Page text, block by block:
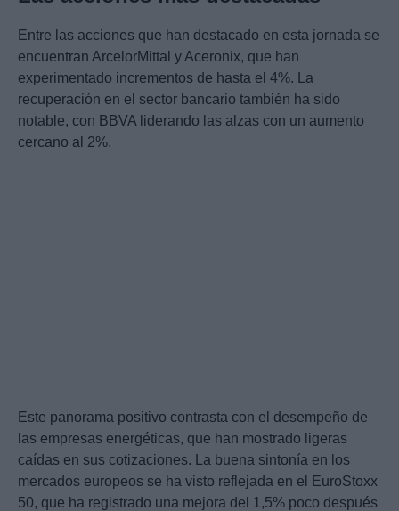
Entre las acciones que han destacado en esta jornada se
encuentran ArcelorMittal y Aceronix, que han
experimentado incrementos de hasta el 4%. La
recuperación en el sector bancario también ha sido
notable, con BBVA liderando las alzas con un aumento
cercano al 2%.
Este panorama positivo contrasta con el desempeño de
las empresas energéticas, que han mostrado ligeras
caídas en sus cotizaciones. La buena sintonía en los
mercados europeos se ha visto reflejada en el EuroStoxx
50, que ha registrado una mejora del 1,5% poco después